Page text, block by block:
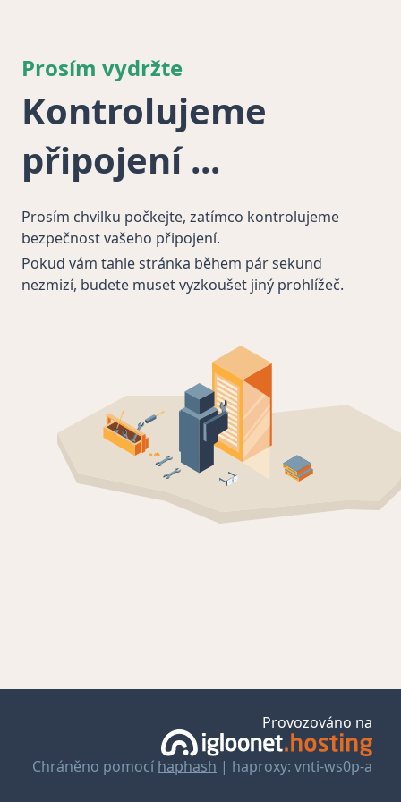
Prosím vydržte
Kontrolujeme
připojení
Prosím chvilku počkejte, zatímco kontrolujeme
bezpečnost vašeho připojení.
Pokud vám tahle stránka během pár sekund
nezmizí, budete muset vyzkoušet jiný prohlížeč.
Provozováno na
Chráněno pomocí haphash | haproxy: vnti-ws0p-a